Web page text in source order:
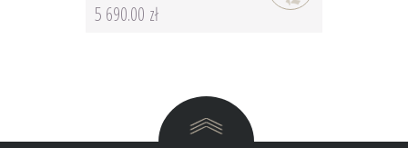
5 690.00 zł